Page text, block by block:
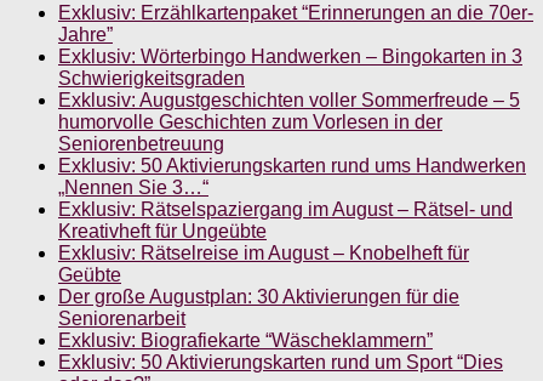
Exklusiv: Erzählkartenpaket “Erinnerungen an die 70er-
Jahre”
Exklusiv: Wörterbingo Handwerken – Bingokarten in 3
Schwierigkeitsgraden
Exklusiv: Augustgeschichten voller Sommerfreude – 5
humorvolle Geschichten zum Vorlesen in der
Seniorenbetreuung
Exklusiv: 50 Aktivierungskarten rund ums Handwerken
„Nennen Sie 3…“
Exklusiv: Rätselspaziergang im August – Rätsel- und
Kreativheft für Ungeübte
Exklusiv: Rätselreise im August – Knobelheft für
Geübte
Der große Augustplan: 30 Aktivierungen für die
Seniorenarbeit
Exklusiv: Biografiekarte “Wäscheklammern”
Exklusiv: 50 Aktivierungskarten rund um Sport “Dies